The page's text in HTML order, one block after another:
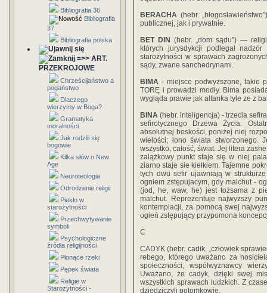
Bibliografia 36
Bibliografia
37
Bibliografia polska
=>> ART.
PRZEKROJOWE
Chrześcijaństwo a
pogaństwo
Dlaczego
wierzymy w Boga?
Gramatyka
moralności
Jak rodzili się
bogowie
Kilka słów o New
Age
Neuroteologia
Odrodzenie religii
Piekło w
starożytności
Przechwytywanie
symboli
Psychologiczne
źródła religijności
Płonące rzeki
Pępek świata
Religie w
Starożytności -
BERACHA (hebr.
publicznej, jak i prywatnie.
BET DIN (hebr. „dom sądu”) —
których jurysdykcji podlegał
starożytności w sprawach
sądy, zwane sanchedrynami.
BIMA - miejsce podwyższone, takie
TORĘ i prowadzi modły. Bima
wygląda prawie jak altanka tyle ze z
BINA (hebr. inteligencja) - trzecia
sefirotycznego Drzewa Życia.
absolutnej boskości, poniżej niej
wielości; łono świata
wszystko, całość, świat. Jej litera
zalążkowy punkt staje się w niej
ziarno staje sie kiełkiem. Tajemne
tych dwu sefir ujawniają w
ogniem zstępujacym, gdy malchut -
(jod, he, waw, he) jest tożsama z
malchut. Reprezentuje najwyższy
kontemplacji, za pomocą swej
ogień zstępujący przypomona
C
CADYK (hebr. cadik, „człowiek
rebego, którego uważano za
społeczności, współwyznawcy
Uważano, że cadyk, dzięki swej
wszystkich sprawach ludzkich. Z
dziedziczyli potomkowie.